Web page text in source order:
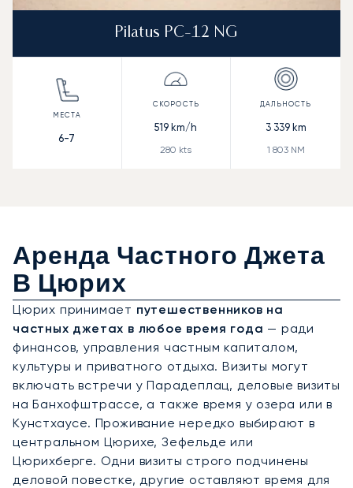
Pilatus PC-12 NG
6-7
519 km/h
280 kts
3 339km
1 803NM
Аренда Частного Джета
В Цюрих
Цюрих принимает путешественников на
частных джетах в любое время года — ради
финансов, управления частным капиталом,
культуры и приватного отдыха. Визиты могут
включать встречи у Парадеплац, деловые визиты
на Банхофштрассе, а также время у озера или в
Кунстхаусе. Проживание нередко выбирают в
центральном Цюрихе, Зефельде или
Цюрихберге. Одни визиты строго подчинены
деловой повестке, другие оставляют время для